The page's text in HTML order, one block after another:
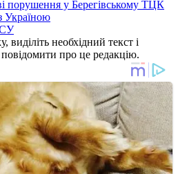
порушення у Берегівському ТЦК
Україною
необхідний текст і
про це редакцію.